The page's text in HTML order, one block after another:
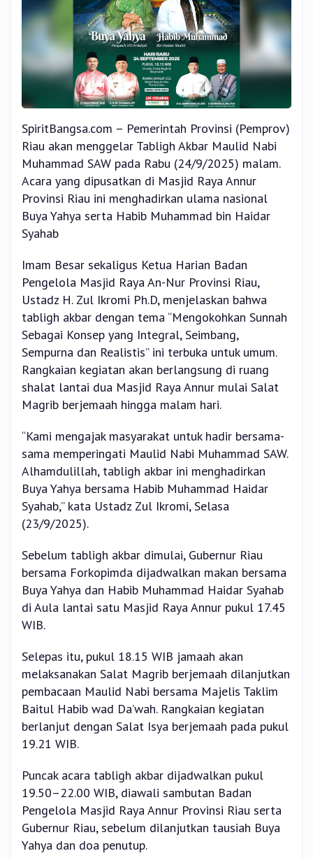
Annur
SpiritBangsa.com – Pemerintah Provinsi (Pemprov)
Riau akan menggelar Tabligh Akbar Maulid Nabi
Muhammad SAW pada Rabu (24/9/2025) malam.
Acara yang dipusatkan di Masjid Raya Annur
Provinsi Riau ini menghadirkan ulama nasional
Buya Yahya serta Habib Muhammad bin Haidar
Syahab
Imam Besar sekaligus Ketua Harian Badan
Pengelola Masjid Raya An-Nur Provinsi Riau,
Ustadz H. Zul Ikromi Ph.D, menjelaskan bahwa
tabligh akbar dengan tema “Mengokohkan Sunnah
Sebagai Konsep yang Integral, Seimbang,
Sempurna dan Realistis” ini terbuka untuk umum.
Rangkaian kegiatan akan berlangsung di ruang
shalat lantai dua Masjid Raya Annur mulai Salat
Magrib berjemaah hingga malam hari.
“Kami mengajak masyarakat untuk hadir bersama-
sama memperingati Maulid Nabi Muhammad SAW.
Alhamdulillah, tabligh akbar ini menghadirkan
Buya Yahya bersama Habib Muhammad Haidar
Syahab,” kata Ustadz Zul Ikromi, Selasa
(23/9/2025).
Sebelum tabligh akbar dimulai, Gubernur Riau
bersama Forkopimda dijadwalkan makan bersama
Buya Yahya dan Habib Muhammad Haidar Syahab
di Aula lantai satu Masjid Raya Annur pukul 17.45
WIB.
Selepas itu, pukul 18.15 WIB jamaah akan
melaksanakan Salat Magrib berjemaah dilanjutkan
pembacaan Maulid Nabi bersama Majelis Taklim
Baitul Habib wad Da’wah. Rangkaian kegiatan
berlanjut dengan Salat Isya berjemaah pada pukul
19.21 WIB.
Puncak acara tabligh akbar dijadwalkan pukul
19.50–22.00 WIB, diawali sambutan Badan
Pengelola Masjid Raya Annur Provinsi Riau serta
Gubernur Riau, sebelum dilanjutkan tausiah Buya
Yahya dan doa penutup.